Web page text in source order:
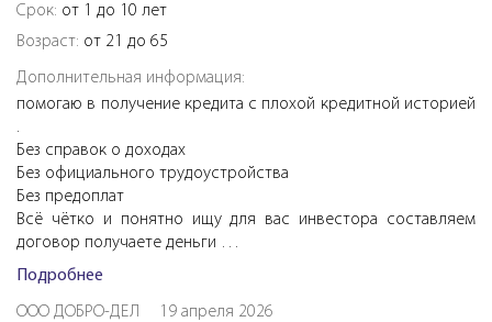
Срок: от 1 до 10 лет
Возраст: от 21 до 65
Дополнительная информация:
помогаю в получение кредита с плохой кредитной историей
.
Без справок о доходах
Без официального трудоустройства
Без предоплат
Всё чётко и понятно ищу для вас инвестора составляем
договор получаете деньги …
Подробнее
ООО ДОБРО-ДЕЛ 19 апреля 2026